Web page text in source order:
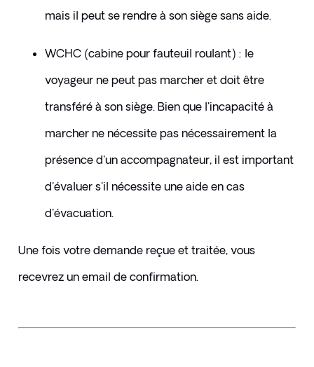
mais il peut se rendre à son siège sans aide.
WCHC (cabine pour fauteuil roulant) : le
voyageur ne peut pas marcher et doit être
transféré à son siège. Bien que l'incapacité à
marcher ne nécessite pas nécessairement la
présence d'un accompagnateur, il est important
d'évaluer s'il nécessite une aide en cas
d'évacuation.
​Une fois votre demande reçue et traitée, vous
recevrez un email de confirmation.